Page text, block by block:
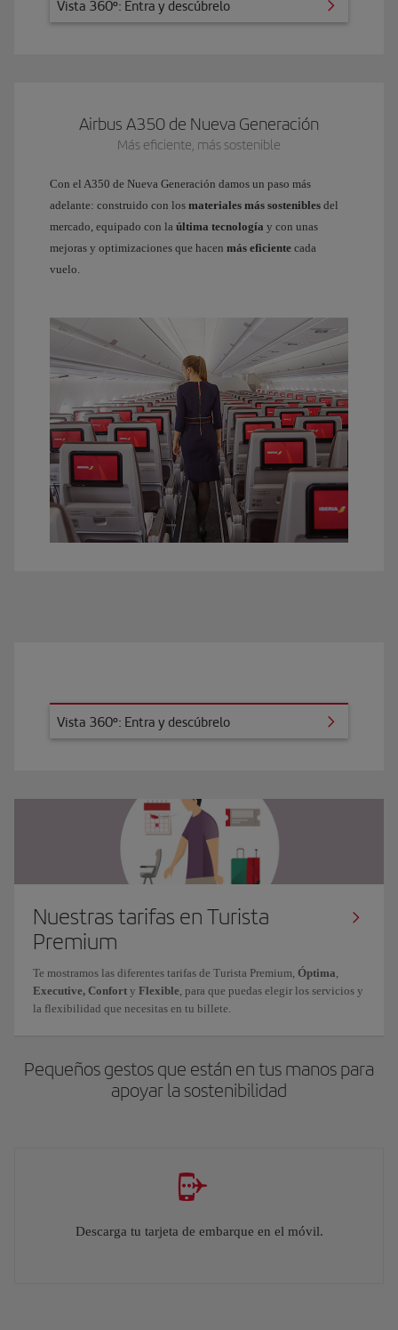
Vista 360º: Entra y descúbrelo
360º: Entra y descúbrelo
Airbus A350 de Nueva Generación
Más eficiente, más sostenible
Con el A350 de Nueva Generación damos un paso más
adelante: construido con los materiales más sostenibles del
mercado, equipado con la última tecnología y con unas
mejoras y optimizaciones que hacen más eficiente cada
vuelo.
Vista 360º: Entra y descúbrelo
360º: Entra y descúbrelo
Nuestras tarifas en Turista
Premium
Te mostramos las diferentes tarifas de Turista Premium, Óptima,
Executive, Confort y Flexible, para que puedas elegir los servicios y
la flexibilidad que necesitas en tu billete.
Pequeños gestos que están en tus manos para
apoyar la sostenibilidad
Descarga tu tarjeta de embarque en el móvil.